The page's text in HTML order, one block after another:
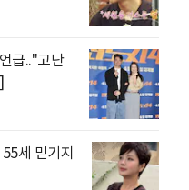
급.."고난
세 믿기지